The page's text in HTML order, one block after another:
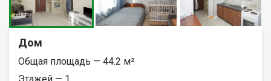
Дом
Общая площадь — 44.2 м²